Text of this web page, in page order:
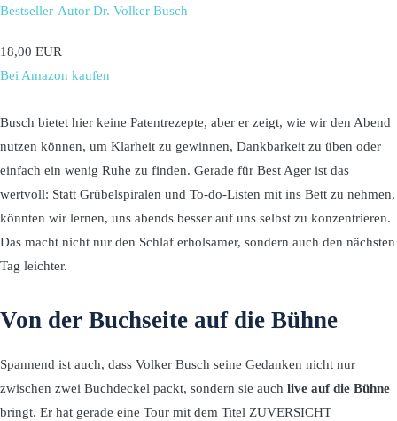
Bestseller-Autor Dr. Volker Busch
18,00 EUR
Bei Amazon kaufen
Busch bietet hier keine Patentrezepte, aber er zeigt, wie wir den Abend
nutzen können, um Klarheit zu gewinnen, Dankbarkeit zu üben oder
einfach ein wenig Ruhe zu finden. Gerade für Best Ager ist das
wertvoll: Statt Grübelspiralen und To-do-Listen mit ins Bett zu nehmen,
könnten wir lernen, uns abends besser auf uns selbst zu konzentrieren.
Das macht nicht nur den Schlaf erholsamer, sondern auch den nächsten
Tag leichter.
Von der Buchseite auf die Bühne
Spannend ist auch, dass Volker Busch seine Gedanken nicht nur
zwischen zwei Buchdeckel packt, sondern sie auch live auf die Bühne
bringt. Er hat gerade eine Tour mit dem Titel ZUVERSICHT